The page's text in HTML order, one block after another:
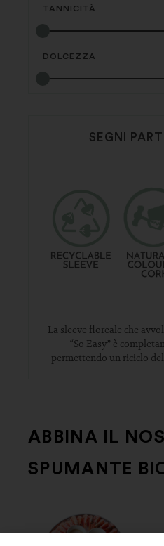
TANNICITÀ
DOLCEZZA
SEGNI
La sleeve floreale che
“So Easy” è
permettendo un riciclo
ABBINA IL
SPUMANTE